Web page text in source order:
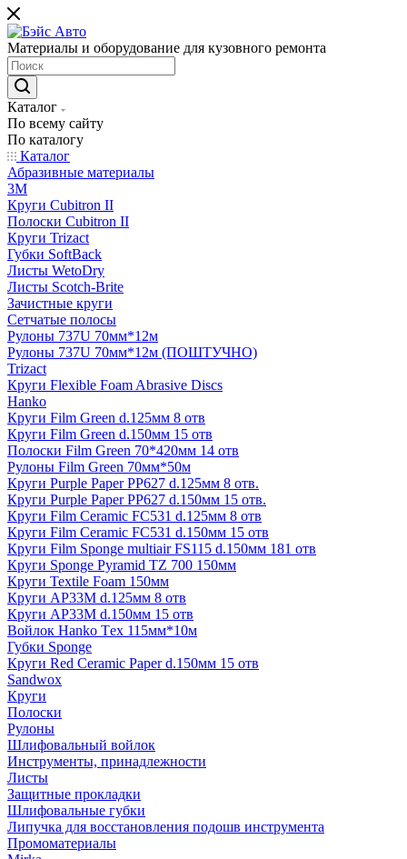
Материалы и оборудование для кузовного ремонта
Каталог
По всему сайту
По каталогу
Каталог
Абразивные материалы
3M
Круги Cubitron II
Полоски Cubitron II
Круги Trizact
Губки SoftBack
Листы WetoDry
Листы Scotch-Brite
Зачистные круги
Сетчатые полосы
Рулоны 737U 70мм*12м
Рулоны 737U 70мм*12м (ПОШТУЧНО)
Trizact
Круги Flexible Foam Abrasive Discs
Hanko
Круги Film Green d.125мм 8 отв
Круги Film Green d.150мм 15 отв
Полоски Film Green 70*420мм 14 отв
Рулоны Film Green 70мм*50м
Круги Purple Paper PP627 d.125мм 8 отв.
Круги Purple Paper PP627 d.150мм 15 отв.
Круги Film Ceramic FC531 d.125мм 8 отв
Круги Film Ceramic FC531 d.150мм 15 отв
Круги Film Sponge multiair FS115 d.150мм 181 отв
Круги Sponge Pyramid TZ 700 150мм
Круги Textile Foam 150мм
Круги AP33M d.125мм 8 отв
Круги AP33M d.150мм 15 отв
Войлок Hanko Tех 115мм*10м
Губки Sponge
Круги Red Ceramic Paper d.150мм 15 отв
Sandwox
Круги
Полоски
Рулоны
Шлифовальный войлок
Инструменты, принадлежности
Листы
Защитные прокладки
Шлифовальные губки
Липучка для восстановления подошв инструмента
Промоматериалы